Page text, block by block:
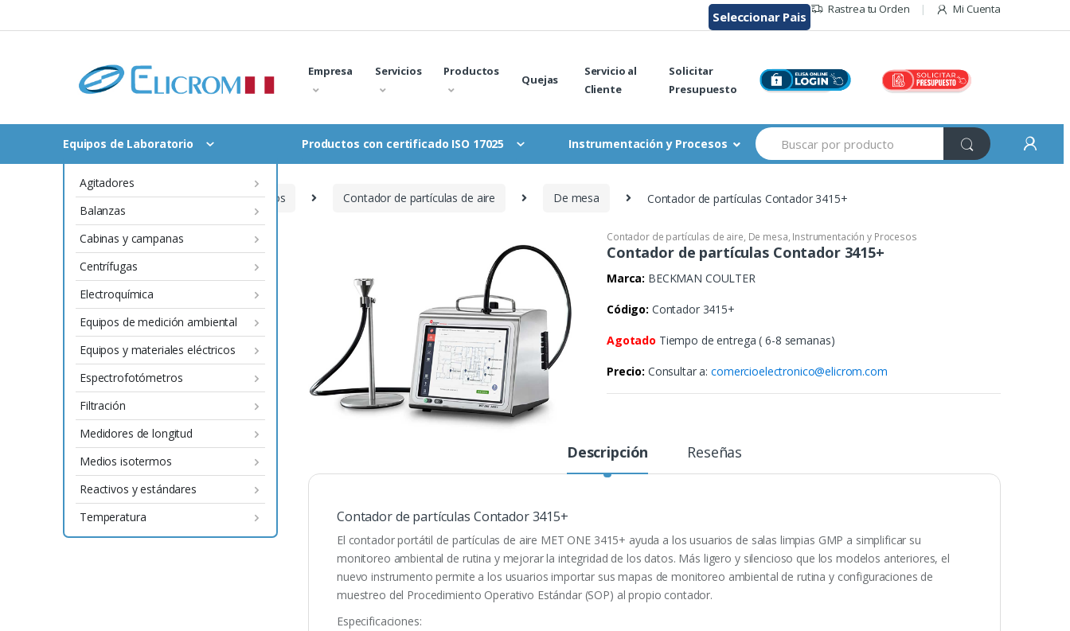
al
Rastrea tu Orden Mi Cuenta
Seleccionar Pais
Empresa Servicios Productos
Quejas
Servicio al
Cliente
Solicitar
Presupuesto
Equipos de Laboratorio
Agitadores
Balanzas
Cabinas y campanas
Centrífugas
Electroquímica
Equipos de medición ambiental
Equipos y materiales eléctricos
Espectrofotómetros
Filtración
Medidores de longitud
Medios isotermos
Reactivos y estándares
Temperatura
Productos con certificado ISO 17025 Instrumentación y Procesos
Buscar:
Inicio Instrumentación y Procesos Contador de partículas de aire De mesa Contador de partículas Contador 3415+
Contador de partículas de aire, De mesa, Instrumentación y Procesos
Contador de partículas Contador 3415+
Marca: BECKMAN COULTER
Código: Contador 3415+
Agotado Tiempo de entrega ( 6-8 semanas)
Precio: Consultar a:comercioelectronico@elicrom.com
Descripción Reseñas
Contador de partículas Contador 3415+
El contador portátil de partículas de aire MET ONE 3415+ ayuda a los usuarios de salas limpias GMP a simplificar su
monitoreo ambiental de rutina y mejorar la integridad de los datos. Más ligero y silencioso que los modelos anteriores, el
nuevo instrumento permite a los usuarios importar sus mapas de monitoreo ambiental de rutina y configuraciones de
muestreo del Procedimiento Operativo Estándar (SOP) al propio contador.
Especificaciones: